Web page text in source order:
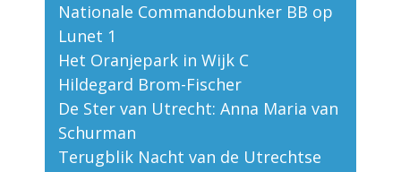
Nationale Commandobunker BB op
Lunet 1
Het Oranjepark in Wijk C
Hildegard Brom-Fischer
De Ster van Utrecht: Anna Maria van
Schurman
Terugblik Nacht van de Utrechtse